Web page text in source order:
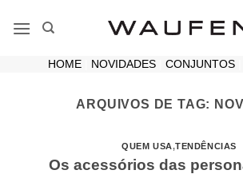
HOME| NOVIDADES| CONJUNTOS|
ARQUIVOS DE TAG:
QUEM USA,TENDÊNCIAS
Os acessórios das